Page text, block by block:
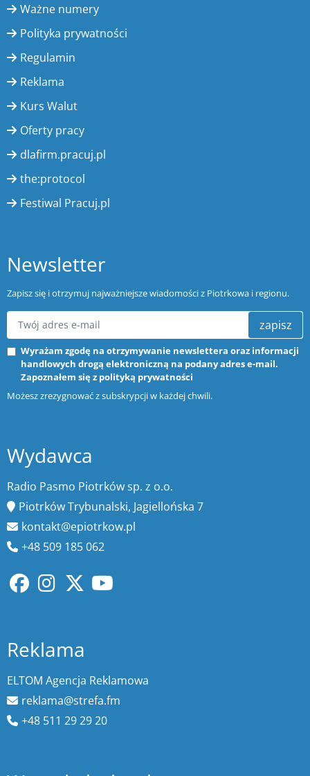
Ważne numery
Polityka prywatności
Regulamin
Reklama
Kurs Walut
Oferty pracy
dlafirm.pracuj.pl
the:protocol
Festiwal Pracuj.pl
Newsletter
Zapisz się i otrzymuj najważniejsze wiadomości z Piotrkowa i regionu.
zapisz
Wyrażam zgodę na otrzymywanie newslettera oraz informacji
handlowych drogą elektroniczną na podany adres e-mail.
Zapoznałem się z polityką prywatności
Możesz zrezygnować z subskrypcji w każdej chwili.
Wydawca
Radio Pasmo Piotrków sp. z o.o.
Piotrków Trybunalski, Jagiellońska 7
kontakt@epiotrkow.pl
+48 509 185 062
Reklama
ELTOM Agencja Reklamowa
reklama@strefa.fm
+48 511 29 29 20